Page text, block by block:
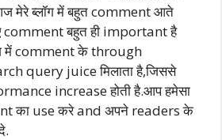
मेरे ब्लॉग में बहुत comment आते
बहुत ही important है
में comment के through
query juice मिलाता है,जिससे
increase होती है.आप हमेसा
का use करे and अपने readers के